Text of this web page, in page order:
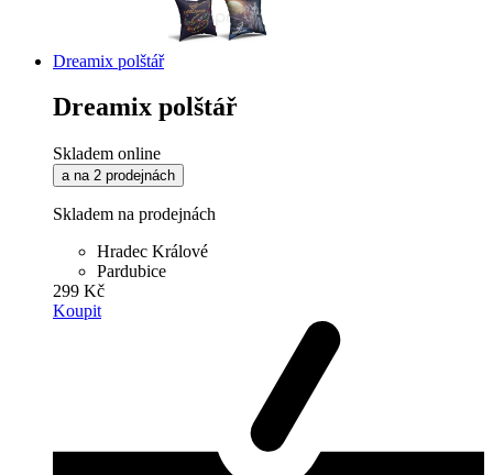
Dreamix polštář
Dreamix polštář
Skladem online
a na 2 prodejnách
Skladem na prodejnách
Hradec Králové
Pardubice
299 Kč
Koupit